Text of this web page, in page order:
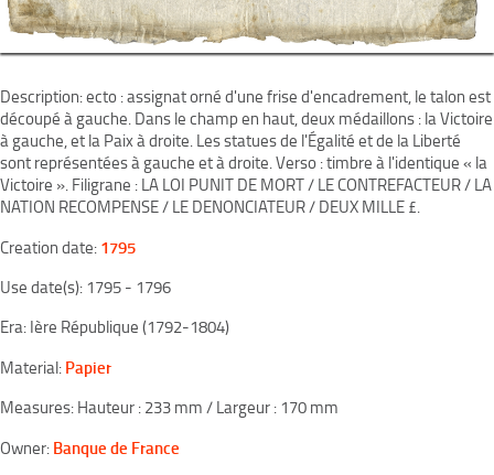
Description: ecto : assignat orné d'une frise d'encadrement, le talon est
découpé à gauche. Dans le champ en haut, deux médaillons : la Victoire
à gauche, et la Paix à droite. Les statues de l'Égalité et de la Liberté
sont représentées à gauche et à droite. Verso : timbre à l'identique « la
Victoire ». Filigrane : LA LOI PUNIT DE MORT / LE CONTREFACTEUR / LA
NATION RECOMPENSE / LE DENONCIATEUR / DEUX MILLE £.
Creation date:1795
Use date(s): 1795 - 1796
Era: Ière République (1792-1804)
Material:Papier
Measures: Hauteur : 233 mm / Largeur : 170 mm
Owner:Banque de France